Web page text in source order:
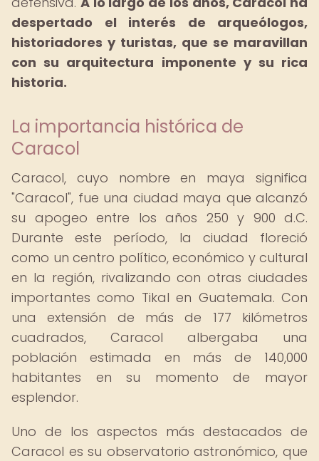
despertado el interés de arqueólogos,
historiadores y turistas, que se maravillan
con su arquitectura imponente y su rica
historia.
La importancia histórica de
Caracol
Caracol, cuyo nombre en maya significa
"Caracol", fue una ciudad maya que alcanzó
su apogeo entre los años 250 y 900 d.C.
Durante este período, la ciudad floreció
como un centro político, económico y cultural
en la región, rivalizando con otras ciudades
importantes como Tikal en Guatemala. Con
una extensión de más de 177 kilómetros
cuadrados, Caracol albergaba una
población estimada en más de 140,000
habitantes en su momento de mayor
esplendor.
Uno de los aspectos más destacados de
Caracol es su observatorio astronómico, que